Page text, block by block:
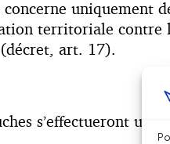
uniquement
territoriale contre
art. 17).
s’effectueront